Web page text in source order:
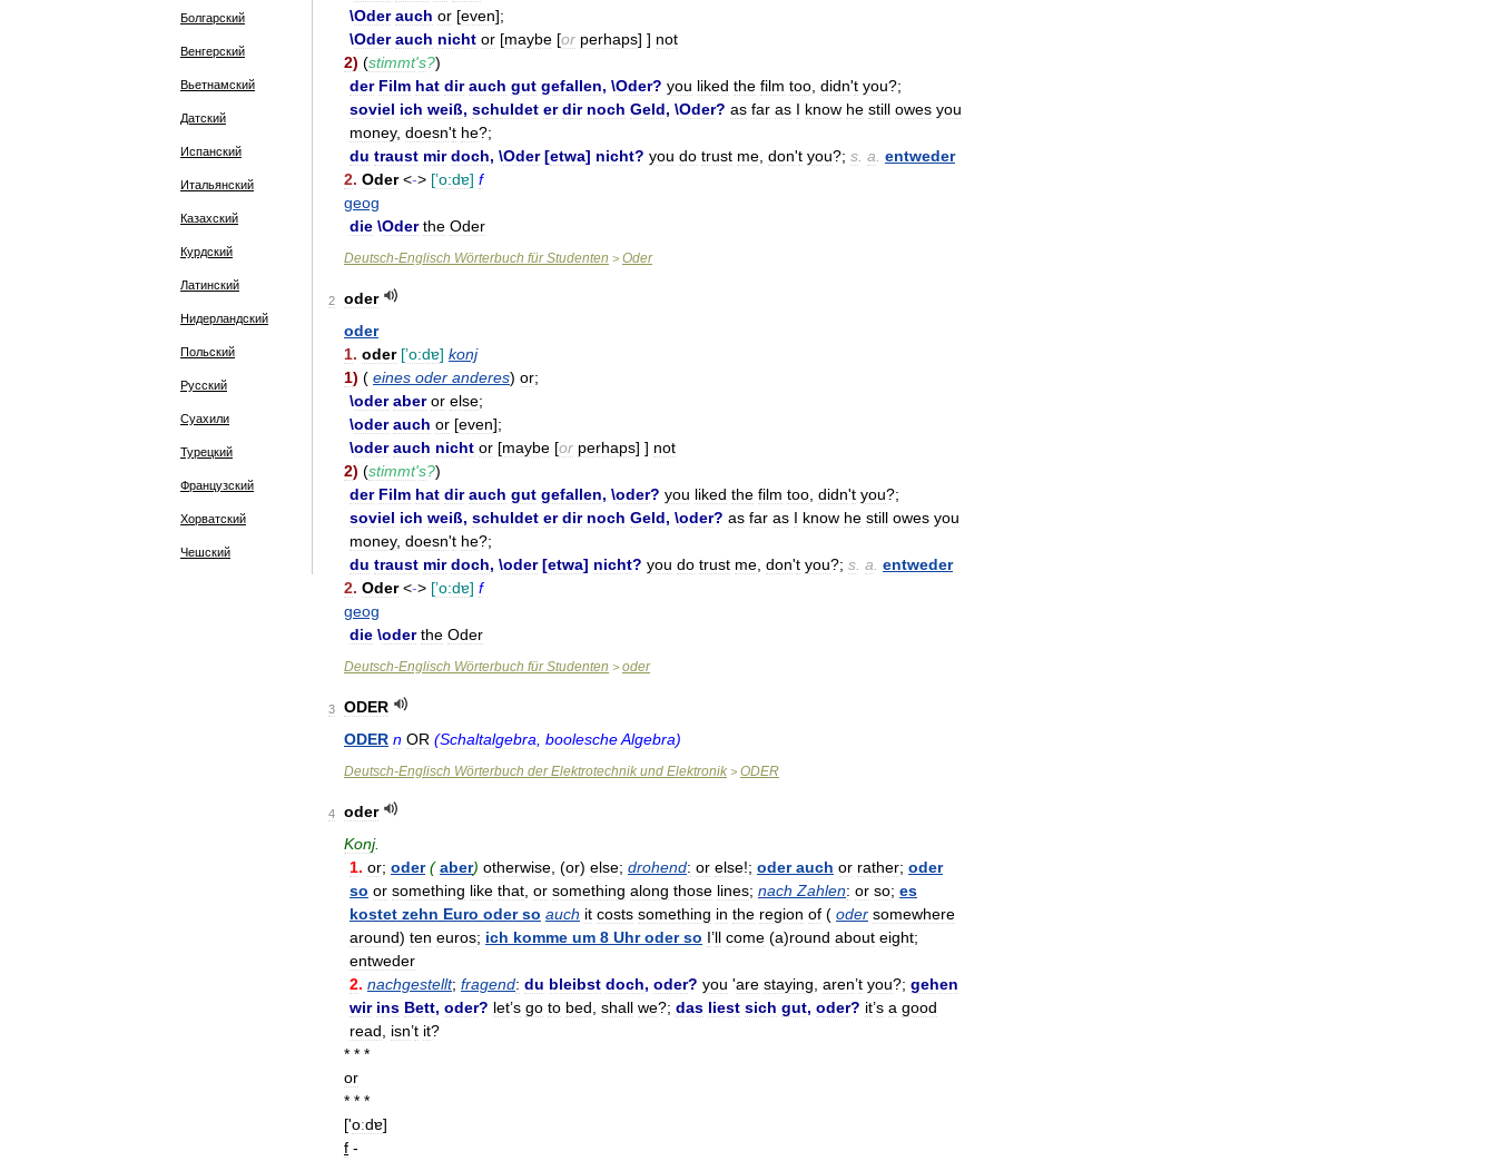
Болгарский
Венгерский
Вьетнамский
Датский
Испанский
Итальянский
Казахский
Курдский
Латинский
Нидерландский
Польский
Русский
Суахили
Турецкий
Французский
Хорватский
Чешский
\Oder auch or [even];
\Oder auch nicht or [maybe [or perhaps] ] not
2) (stimmt's?)
der Film hat dir auch gut gefallen, \Oder? you liked the film too didn't you?;
soviel ich weiß, schuldet er dir noch Geld, \Oder? as far as I know he still owes you
money, doesn't he?;
du traust mir doch, \Oder[etwa] nicht? you do trust me don't you?; s a entweder
2. Oder<-> [ʼo:dɐ] f
geog
die \Oder the Oder
Deutsch-Englisch Wörterbuch für Studenten > Oder
2
oder
oder
1. oder [ʼo:dɐ] konj
1) ( eines oder anderes) or;
\oder aber or else;
\oder auch or [even];
\oder auch nicht or [maybe [or perhaps] ] not
2) (stimmt's?)
der Film hat dir auch gut gefallen, \oder? you liked the film too didn't you?;
soviel ich weiß, schuldet er dir noch Geld, \oder? as far as I know he still owes you
money, doesn't he?;
du traust mir doch, \oder[etwa] nicht? you do trust me don't you?; s a entweder
2. Oder<-> [ʼo:dɐ] f
geog
die \oder the Oder
Deutsch-Englisch Wörterbuch für Studenten > oder
3
ODER
ODER n OR (Schaltalgebra boolescheAlgebra)
Deutsch-Englisch Wörterbuch der Elektrotechnik und Elektronik > ODER
4
oder
Konj.
1. or; oder ( aber) otherwise , (or) else; drohend: or else!; oder auch or rather; oder
so or something like that or something along those lines; nach Zahlen: or so; es
kostet zehn Euro oder so auch it costs something in the region of ( oder somewhere
around) ten euros; ich komme um 8 Uhr oder so I’ll come (a)round about eight;
entweder
2. nachgestellt; fragend: du bleibst doch, oder? you 'are staying aren’t you?; gehen
wir ins Bett, oder? let’s go to bed shall we?; das liest sich gut, oder? it’s a good
read
isn’t it?
* * *
or
* * *
['oːdɐ]
f -